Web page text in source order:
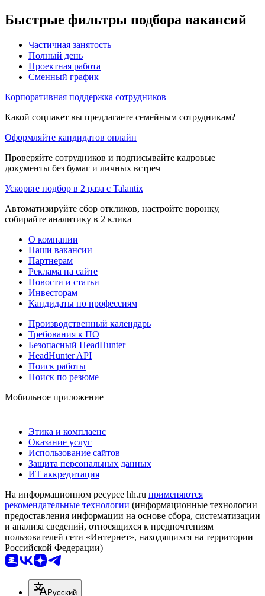
Быстрые фильтры подбора вакансий
Частичная занятость
Полный день
Проектная работа
Сменный график
Корпоративная поддержка сотрудников
Какой соцпакет вы предлагаете семейным сотрудникам?
Оформляйте кандидатов онлайн
Проверяйте сотрудников и подписывайте кадровые
документы без бумаг и личных встреч
Ускорьте подбор в 2 раза с Talantix
Автоматизируйте сбор откликов, настройте воронку,
собирайте аналитику в 2 клика
О компании
Наши вакансии
Партнерам
Реклама на сайте
Новости и статьи
Инвесторам
Кандидаты по профессиям
Производственный календарь
Требования к ПО
Безопасный HeadHunter
HeadHunter API
Поиск работы
Поиск по резюме
Мобильное приложение
Этика и комплаенс
Оказание услуг
Использование сайтов
Защита персональных данных
ИТ аккредитация
На информационном ресурсе hh.ru применяются
рекомендательные технологии (информационные технологии
предоставления информации на основе сбора, систематизации
и анализа сведений, относящихся к предпочтениям
пользователей сети «Интернет», находящихся на территории
Российской Федерации)
Русский